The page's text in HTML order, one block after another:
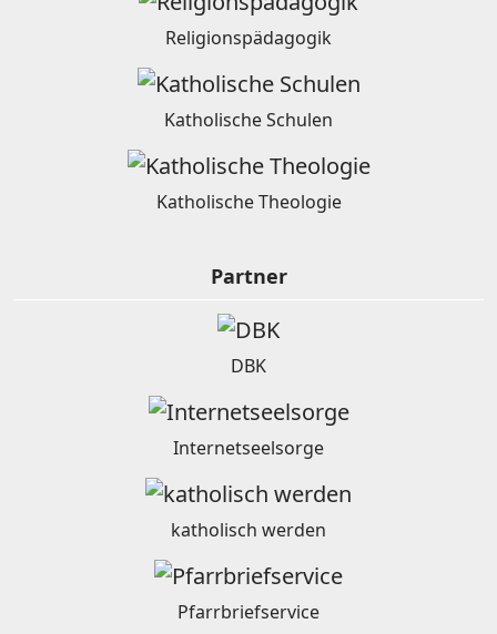
Religionspädagogik
Katholische Schulen
Katholische Theologie
Partner
DBK
Internetseelsorge
katholisch werden
Pfarrbriefservice